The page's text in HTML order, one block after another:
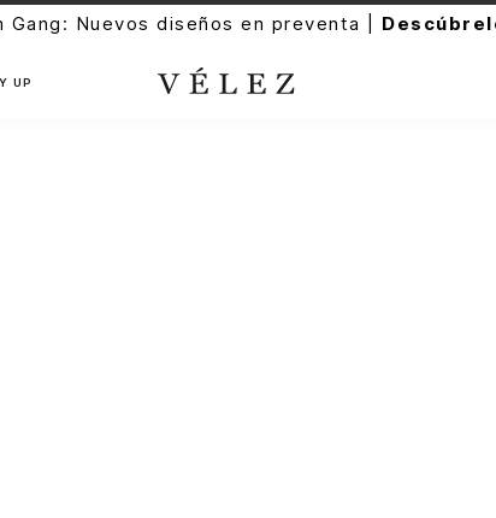
Gang: Nuevos diseños en preventa |
UP